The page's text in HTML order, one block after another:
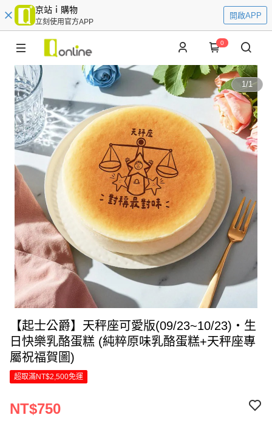
京站ｉ購物
立刻使用官方APP
開啟APP
0
1/1
【起士公爵】天秤座可愛版(09/23~10/23)‧生
日快樂乳酪蛋糕 (純粹原味乳酪蛋糕+天秤座專
屬祝福賀圖)
超取滿NT$2,500免運
NT$750